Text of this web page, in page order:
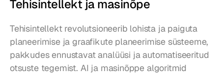
Tehisintellekt ja masinõpe
Tehisintellekt revolutsioneerib lohista ja paiguta
planeerimise ja graafikute planeerimise süsteeme,
pakkudes ennustavat analüüsi ja automatiseeritud
otsuste tegemist. AI ja masinõppe algoritmid